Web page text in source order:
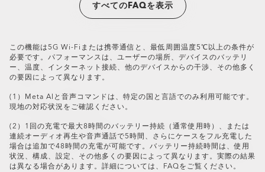
閉じる
超薄型でスリムなレンズ。
一日中快適な軽量デザイン。
閉じる
閉じる
閉じる
イトは450〜455nmです。（ISO TR20772:2018）
閉じる
パフォーマンスを追求して設計
レンズの技術を体験してください。Oakley Stealth™
プロのプレミアム反射防止レンズコーティングが施さ
れています。
デジタル強化された表面
最適化された視覚的明瞭さ
まぶしさの軽減
すべてのFAQを表示
この機能は5G Wi-Fiまたは携帯通信と、最低周囲温度5℃以上の条件が
必要です。パフォーマンスは、ユーザーの場所、デバイスのバッテリ
ー、温度、インターネット接続、他のデバイスからの干渉、その他多く
の要因によって異なります。
(1）Meta AIと音声コマンドは、特定の国と言語でのみ利用可能です。
現地の対応状況をご確認ください。
(2）1回の充電で最大8時間のバッテリー持続（通常使用時）、または
連続オーディオ再生や音声通話で5時間、さらにケースをフル充電した
場合は追加で48時間の充電が可能です。バッテリー持続時間は、使用
状況、構成、設定、その他多くの要因によって異なります。実際の結果
は異なる場合があります。詳細については、FAQをご覧ください。